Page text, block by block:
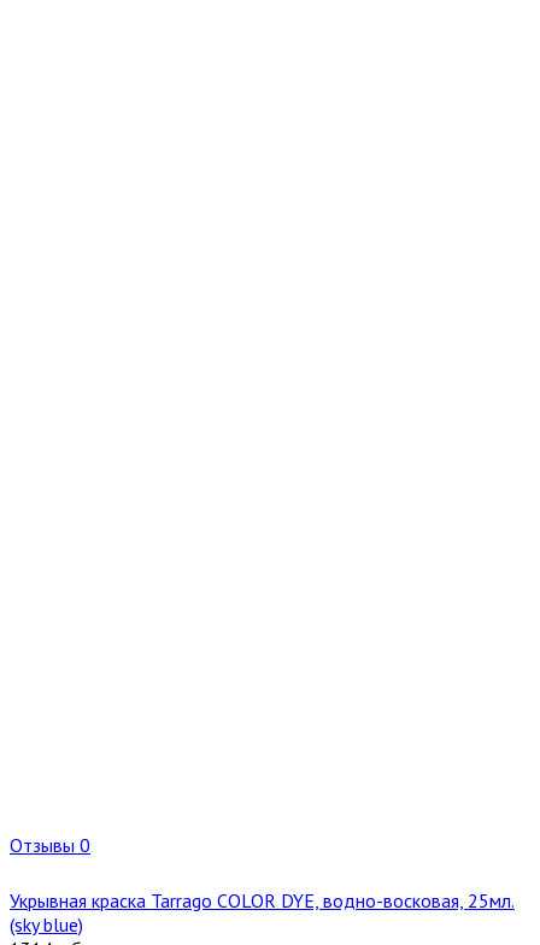
Отзывы 0
Укрывная краска Tarrago COLOR DYE, водно-восковая, 25мл.
(sky blue)